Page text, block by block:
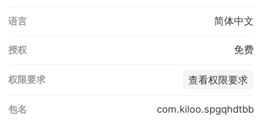
语言 简体中文
授权 免费
权限要求 查看权限要求
包名 com.kiloo.spgqhdtbb